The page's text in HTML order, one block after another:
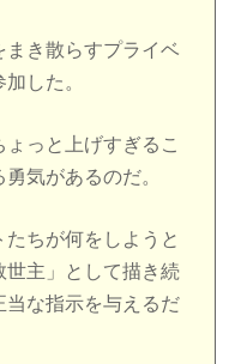
まき散らすプライベ
した。
っと上げすぎるこ
気があるのだ。
ちが何をしようと
世主」として描き続
当な指示を与えるだ